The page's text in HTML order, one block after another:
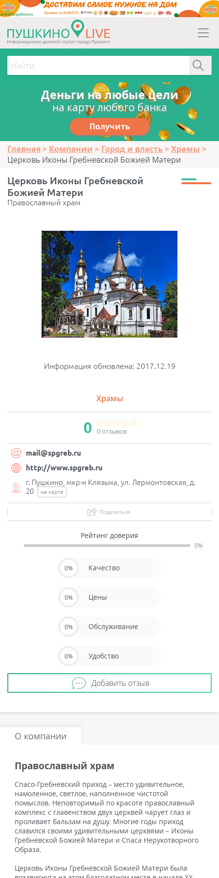
erid:2Vtzqw6Vsmm
Деньги на любые цели
на карту любого банка
Получить
Главная Компании Город и власть
Храмы
Церковь Иконы Гребневской Божией Матери
Церковь Иконы Гребневской
Божией Матери
Православный храм
Информация обновлена: 2017.12.19
Храмы
0 0 отзывов
mail@spgreb.ru
http://www.spgreb.ru
г. Пушкино, мкр-н Клязьма, ул. Лермонтовская, д.
20
на карте
Поделиться
Рейтинг доверия
0%
0% Качество
0% Цены
0% Обслуживание
0% Удобство
Добавить отзыв
О компании
Православный храм
Спасо-Гребневский приход – место удивительное,
намоленное, светлое, наполненное чистотой
помыслов. Неповторимый по красоте православный
комплекс с главенством двух церквей чарует глаз и
проливает бальзам на душу. Многие годы приход
славился своими удивительными церквями – Иконы
Гребневской Божией Матери и Спаса Нерукотворного
Образа.
Церковь Иконы Гребневской Божией Матери была